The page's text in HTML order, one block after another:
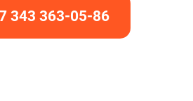
343 363-05-86